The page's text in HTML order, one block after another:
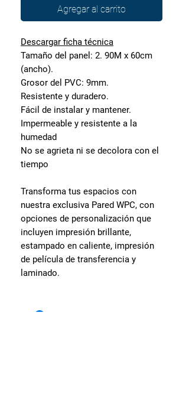
Agregar al carrito
Descargar ficha técnica
Tamaño del panel: 2. 90M x 60cm
(ancho).
Grosor del PVC: 9mm.
Resistente y duradero.
Fácil de instalar y mantener.
Impermeable y resistente a la
humedad
No se agrieta ni se decolora con el
tiempo
Transforma tus espacios con
nuestra exclusiva Pared WPC, con
opciones de personalización que
incluyen impresión brillante,
estampado en caliente, impresión
de película de transferencia y
laminado.